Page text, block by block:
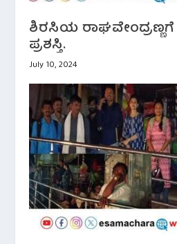
ಶಿರಸಿಯ ರಾಘವೇಂದ್ರಣ್ಣಗೆ
ಪ್ರಶಸ್ತಿ.
July 10, 2024